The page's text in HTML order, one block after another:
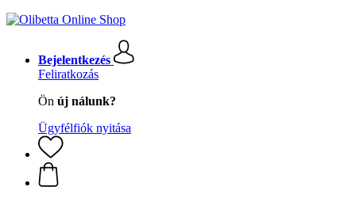
Bejelentkezés
Feliratkozás
Ön új nálunk?
Ügyfélfiók nyitása